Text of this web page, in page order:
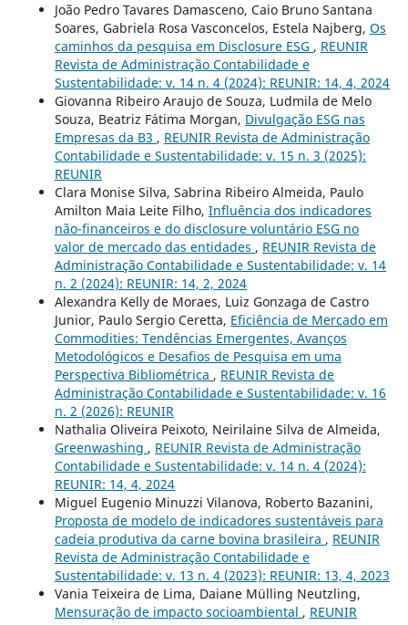
João Pedro Tavares Damasceno, Caio Bruno Santana
Soares, Gabriela Rosa Vasconcelos, Estela Najberg, Os
caminhos da pesquisa em Disclosure ESG , REUNIR
Revista de Administração Contabilidade e
Sustentabilidade: v. 14 n. 4 (2024): REUNIR: 14, 4, 2024
Giovanna Ribeiro Araujo de Souza, Ludmila de Melo
Souza, Beatriz Fátima Morgan, Divulgação ESG nas
Empresas da B3 , REUNIR Revista de Administração
Contabilidade e Sustentabilidade: v. 15 n. 3 (2025):
REUNIR
Clara Monise Silva, Sabrina Ribeiro Almeida, Paulo
Amilton Maia Leite Filho, Influência dos indicadores
não-financeiros e do disclosure voluntário ESG no
valor de mercado das entidades , REUNIR Revista de
Administração Contabilidade e Sustentabilidade: v. 14
n. 2 (2024): REUNIR: 14, 2, 2024
Alexandra Kelly de Moraes, Luiz Gonzaga de Castro
Junior, Paulo Sergio Ceretta, Eficiência de Mercado em
Commodities: Tendências Emergentes, Avanços
Metodológicos e Desafios de Pesquisa em uma
Perspectiva Bibliométrica , REUNIR Revista de
Administração Contabilidade e Sustentabilidade: v. 16
n. 2 (2026): REUNIR
Nathalia Oliveira Peixoto, Neirilaine Silva de Almeida,
Greenwashing , REUNIR Revista de Administração
Contabilidade e Sustentabilidade: v. 14 n. 4 (2024):
REUNIR: 14, 4, 2024
Miguel Eugenio Minuzzi Vilanova, Roberto Bazanini,
Proposta de modelo de indicadores sustentáveis para
cadeia produtiva da carne bovina brasileira , REUNIR
Revista de Administração Contabilidade e
Sustentabilidade: v. 13 n. 4 (2023): REUNIR: 13, 4, 2023
Vania Teixeira de Lima, Daiane Mülling Neutzling,
Mensuração de impacto socioambiental , REUNIR